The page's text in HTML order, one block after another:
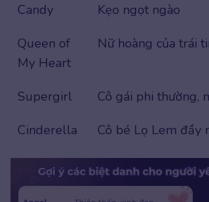
Candy
Kẹo ngọt ngào
Queen of
My Heart
Nữ hoàng của trái
Supergirl
Cô gái phi thường,
Cinderella
Cô bé Lọ Lem đầy